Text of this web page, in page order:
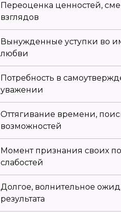
Переоценка ценностей,
взглядов
Вынужденные уступки во
любви
Потребность в
уважении
Оттягивание времени,
возможностей
Момент признания своих
слабостей
Долгое, волнительное
результата